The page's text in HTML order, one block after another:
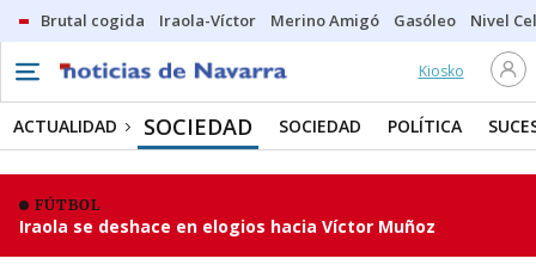
Brutal cogida Iraola-Víctor Merino Amigó Gasóleo Nivel
Kiosko
ACTUALIDAD SOCIEDAD SOCIEDAD POLÍTICA
FÚTBOL
Iraola se deshace en elogios hacia Víctor Muñoz